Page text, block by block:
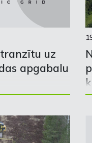
uz
apgabalu